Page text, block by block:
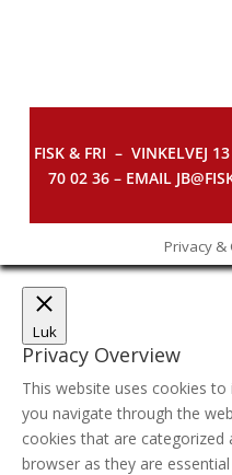
FISK & FRI – VINKELVEJ
70 02 36 – EMAIL
Privacy &
Luk
Privacy Overview
This website uses cookies
you navigate through the
cookies that are categorized
browser as they are